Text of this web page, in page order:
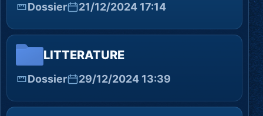
Dossier 21/12/2024 17:14
LITTERATURE
Dossier 29/12/2024 13:39